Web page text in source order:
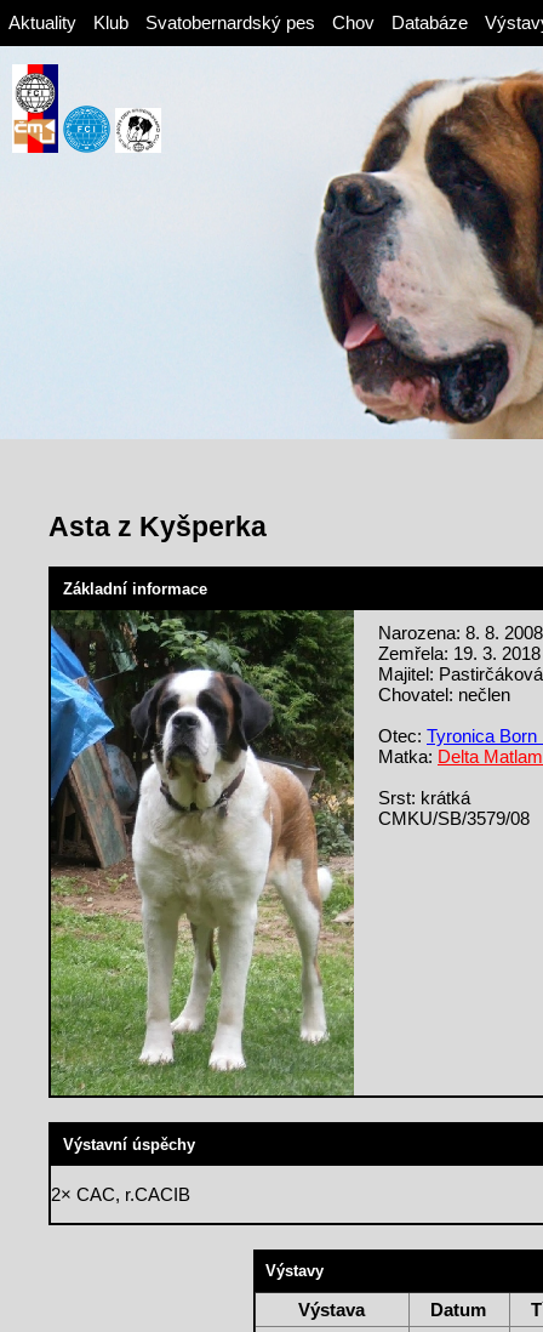
Aktuality Klub Svatobernardský pes Chov Databáze
Asta z Kyšperka
Základní informace
Narozena: 8. 8. 2008
Zemřela: 19. 3. 2018
Majitel:
Chovatel: nečlen
Otec: Tyronica Born
Matka: Delta
Srst: krátká
CMKU/SB/3579/08
Výstavní úspěchy
2× CAC, r.CACIB
Výstavy
Výstava Datum